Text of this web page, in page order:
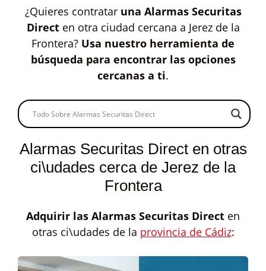
¿Quieres contratar una Alarmas Securitas
Directen otra ciudad cercana a Jerez de la
Frontera? Usa nuestro herramienta de
búsqueda para encontrar las opciones
cercanas a ti.
Alarmas Securitas Direct en otras
ci\udades cerca de Jerez de la
Frontera
Adquirir las Alarmas Securitas Direct en
otras ci\udades de la provincia de Cádiz: